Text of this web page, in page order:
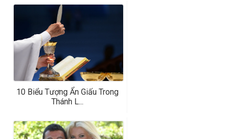
10 Biểu Tượng Ẩn Giấu Trong
Thánh L...